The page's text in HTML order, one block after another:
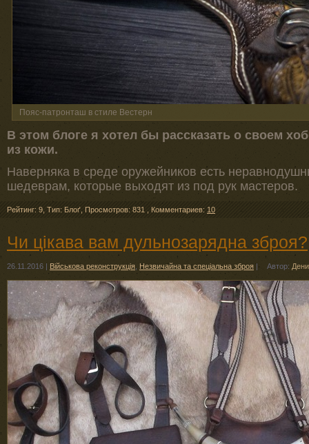
Пояс-патронташ в стиле Вестерн
В этом блоге я хотел бы рассказать о своем
из кожи.
Наверняка в среде оружейников есть
шедеврам, которые выходят из под рук мастеров.
Рейтинг: 9 Тип: Блоґ Просмотров: 831 Комментариев: 10
Чи цікава вам дульнозарядна зброя?
26.11.2016 Військова реконструкція Незвичайна та спеціальна зброя Автор: